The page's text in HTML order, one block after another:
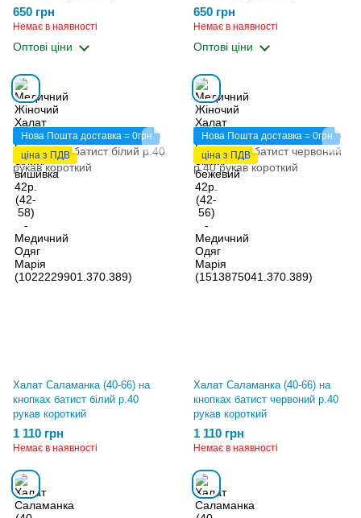
Медичний Одяг Марія
(1022229901.370.389)
650 грн
Немає в наявності
Оптові ціни
Медичний Одяг Марія
(1513875041.370.389)
650 грн
Немає в наявності
Оптові ціни
Нова Пошта доставка = 0грн
ціна з ПДВ
Халат Саламанка (40-66) на
кнопках батист білий р.40
рукав короткий
1 110 грн
Немає в наявності
Нова Пошта доставка = 0грн
ціна з ПДВ
Халат Саламанка (40-66) на
кнопках батист червоний р.40
рукав короткий
1 110 грн
Немає в наявності